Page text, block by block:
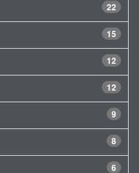
22
15
12
12
9
8
6